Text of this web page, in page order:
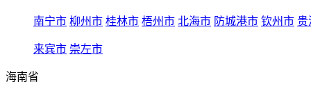
南宁市 柳州市 桂林市 梧州市 北海市 防城港市 钦州市 贵
来宾市 崇左市
海南省